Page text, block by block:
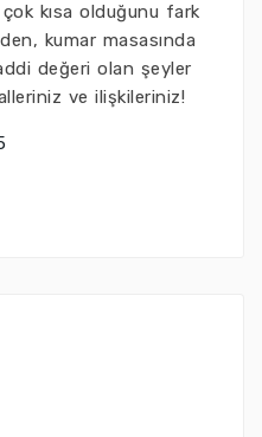
kısa olduğunu fark
kumar masasında
değeri olan şeyler
ve ilişkileriniz!